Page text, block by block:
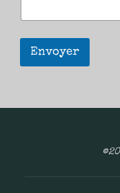
Envoyer